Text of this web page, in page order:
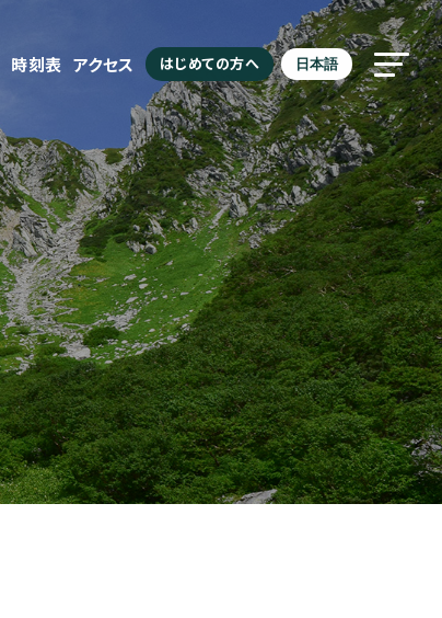
時刻表 アクセス はじめての方へ 日本語